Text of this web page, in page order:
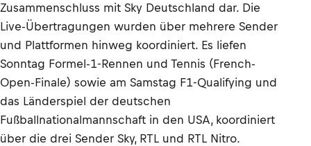
Zusammenschluss mit Sky Deutschland dar. Die
Live-Übertragungen wurden über mehrere Sender
und Plattformen hinweg koordiniert. Es liefen
Sonntag Formel-1-Rennen und Tennis (French-
Open-Finale) sowie am Samstag F1-Qualifying und
das Länderspiel der deutschen
Fußballnationalmannschaft in den USA, koordiniert
über die drei Sender Sky, RTL und RTL Nitro.